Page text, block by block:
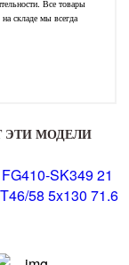
Все товары
складе мы всегда
ЭТИ МОДЕЛИ